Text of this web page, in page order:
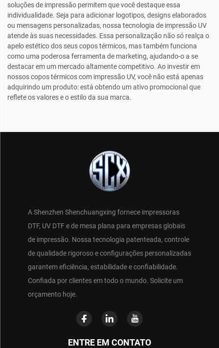
soluções de impressão permitem que você destaque essa
individualidade. Seja para adicionar logotipos, designs elaborados
ou mensagens personalizadas, nossa tecnologia de impressão UV
atende às suas necessidades. Essa personalização não só realça o
apelo estético dos seus copos térmicos, mas também funciona
como uma poderosa ferramenta de marketing, ajudando-o a se
destacar em um mercado altamente competitivo. Ao investir em
nossos copos térmicos com impressão UV, você não está apenas
adquirindo um produto: está obtendo um ativo promocional que
reflete os valores e o estilo da sua marca.
A Shenzhen Shenchuangxing fornece impressoras
DTF, UV DTF e de mesa plana para empresas globais
de impressão. Nossa tecnologia patenteada, controle
de qualidade rigoroso e configurações personalizadas
garantem eficiência, estabilidade e confiabilidade.
Confiada por clientes em todo o mundo. Solicite um
orçamento hoje.
ENTRE EM CONTATO